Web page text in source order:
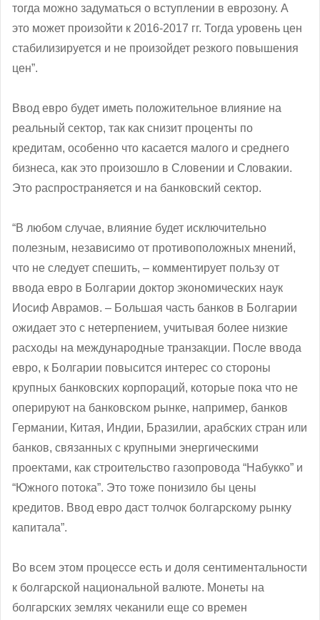
тогда можно задуматься о вступлении в еврозону. А
это может произойти к 2016-2017 гг. Тогда уровень цен
стабилизируется и не произойдет резкого повышения
цен”.
Ввод евро будет иметь положительное влияние на
реальный сектор, так как снизит проценты по
кредитам, особенно что касается малого и среднего
бизнеса, как это произошло в Словении и Словакии.
Это распространяется и на банковский сектор.
“В любом случае, влияние будет исключительно
полезным, независимо от противоположных мнений,
что не следует спешить, – комментирует пользу от
ввода евро в Болгарии доктор экономических наук
Иосиф Аврамов. – Большая часть банков в Болгарии
ожидает это с нетерпением, учитывая более низкие
расходы на международные транзакции. После ввода
евро, к Болгарии повысится интерес со стороны
крупных банковских корпораций, которые пока что не
оперируют на банковском рынке, например, банков
Германии, Китая, Индии, Бразилии, арабских стран или
банков, связанных с крупными энергическими
проектами, как строительство газопровода “Набукко” и
“Южного потока”. Это тоже понизило бы цены
кредитов. Ввод евро даст толчок болгарскому рынку
капитала”.
Во всем этом процессе есть и доля сентиментальности
к болгарской национальной валюте. Монеты на
болгарских землях чеканили еще со времен